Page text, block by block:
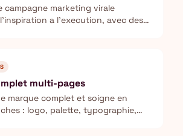
campagne marketing virale
a l'execution, avec des
multi-pages
marque complet et soigne en
: logo, palette, typographie,